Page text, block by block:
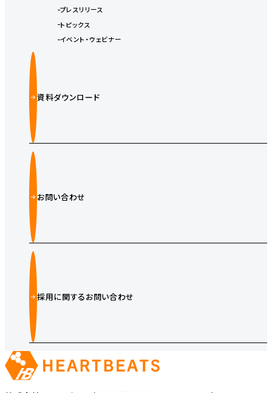
プレスリリース
トピックス
イベント・ウェビナー
資料ダウンロード
お問い合わせ
採用に関するお問い合わせ